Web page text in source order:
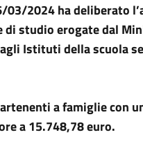
03/2024 ha deliberato
studio erogate dal
Istituti della scuola
a famiglie con
a 15.748,78 euro.